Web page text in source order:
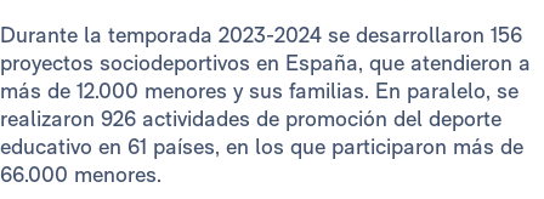
Durante la temporada 2023-2024 se desarrollaron 156
proyectos sociodeportivos en España, que atendieron a
más de 12.000 menores y sus familias. En paralelo, se
realizaron 926 actividades de promoción del deporte
educativo en 61 países, en los que participaron más de
66.000 menores.